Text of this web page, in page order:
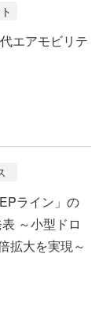
エアモビリテ
ライン」の
～小型ドロ
拡大を実現～